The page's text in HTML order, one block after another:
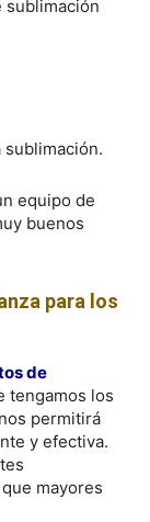
sublimación
equipo de
buenos
para los
de
tengamos los
permitirá
y efectiva.
mayores